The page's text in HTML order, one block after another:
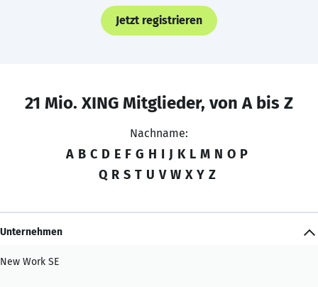
Jetzt registrieren
21 Mio. XING Mitglieder, von A bis Z
Nachname:
A B C D E F G H I J K L M N O P
Q R S T U V W X Y Z
Unternehmen
New Work SE